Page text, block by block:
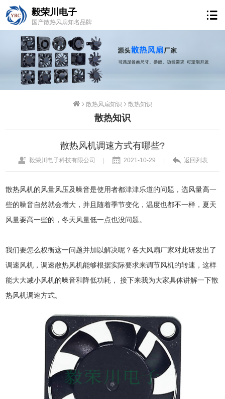
毅荣川电子
国产散热风扇知名品牌
散热风扇知识 散热知识
散热知识
散热风机调速方式有哪些?
毅荣川电子科技有限公司 2021-10-29 返回列表
散热风机的风量风压及噪音是使用者都津津乐道的问题，选风量高一
些的噪音自然就会增大，并且随着季节变化，温度也都不一样，夏天
风量要高一些的，冬天风量低一点也没问题。
我们要怎么权衡这一问题并加以解决呢？各大风扇厂家对此研发出了
调速风机，调速散热风机能够根据实际要求来调节风机的转速，这样
能大大减小风机的噪音和降低功耗， 接下来我为大家具体讲解一下散
热风机调速方式。